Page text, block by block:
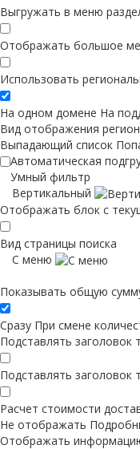
Выгружать в меню
Отображать большое
Использовать
На одном домене На
Вид отображения
Выпадающий список
Автоматическая
Умный фильтр
Вертикальный
Отображать блок с
Вид страницы поиска
С меню
Показывать общую
Сразу При смене
Подставлять заголовок
Подставлять заголовок
Расчет стоимости
Не отображать
Отображать